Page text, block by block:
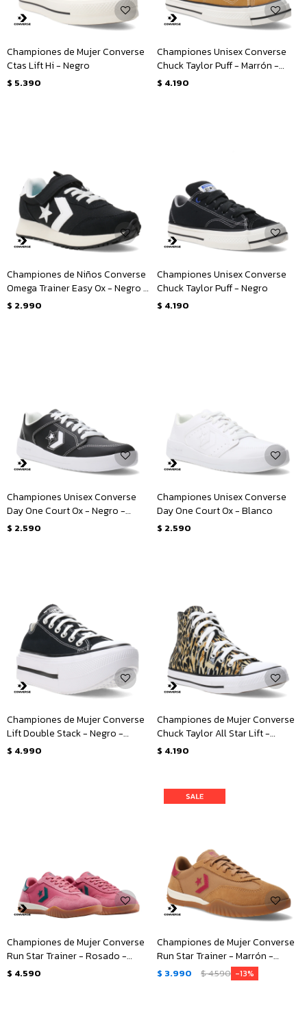
Championes de Mujer Converse
Ctas Lift Hi - Negro
$ 5.390
Championes Unisex Converse
Chuck Taylor Puff - Marrón -
Amarillo Mostaza
$ 4.190
Championes de Niños Converse
Omega Trainer Easy Ox - Negro -
Blanco
$ 2.990
Championes Unisex Converse
Chuck Taylor Puff - Negro
$ 4.190
Championes Unisex Converse
Day One Court Ox - Negro -
Blanco
$ 2.590
Championes Unisex Converse
Day One Court Ox - Blanco
$ 2.590
Championes de Mujer Converse
Lift Double Stack - Negro -
Blanco
$ 4.990
Championes de Mujer Converse
Chuck Taylor All Star Lift -
Animal Print
$ 4.190
Championes de Mujer Converse
Run Star Trainer - Rosado -
Verde
$ 4.590
Championes de Mujer Converse
Run Star Trainer - Marrón -
Rosado
$ 3.990 $4.590 13